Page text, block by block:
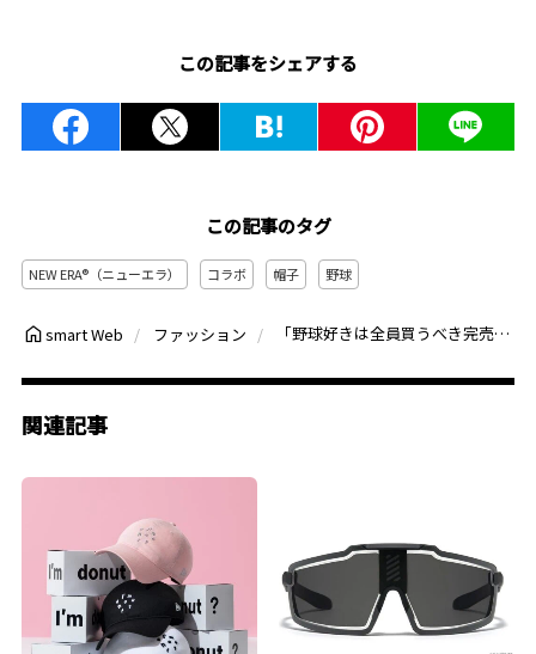
この記事をシェアする
この記事のタグ
NEW ERA®（ニューエラ） コラボ 帽子 野球
smart Web ファッション 「野球好きは全員買うべき完売不可避キャップ」ありそうでなかった“B”ロゴがかわいい！BETTER DAYS STADIUM×マーカ×ニューエラトリプルコラボ最新作
関連記事